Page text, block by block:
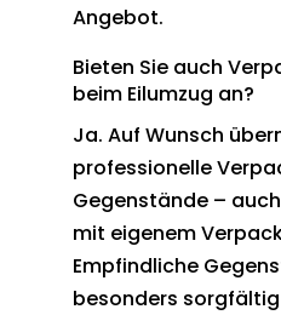
Angebot.
Bieten Sie auch
beim Eilumzug an?
Ja. Auf Wunsch
professionelle
Gegenstände –
mit eigenem
Empfindliche
besonders